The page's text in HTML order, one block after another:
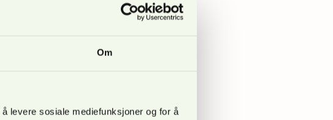
Om
levere sosiale mediefunksjoner og for å
er unormalt stor, og at
utfordring. Det er allikevel
snart som mulig. Om man